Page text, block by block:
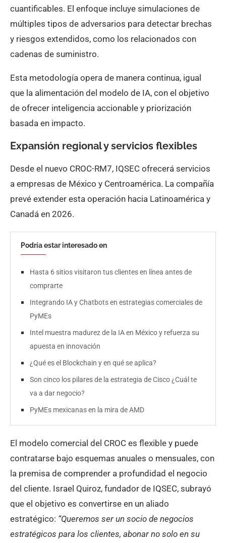
cuantificables. El enfoque incluye simulaciones de
múltiples tipos de adversarios para detectar brechas
y riesgos extendidos, como los relacionados con
cadenas de suministro.
Esta metodología opera de manera continua, igual
que la alimentación del modelo de IA, con el objetivo
de ofrecer inteligencia accionable y priorización
basada en impacto.
Expansión regional y servicios flexibles
Desde el nuevo CROC-RM7, IQSEC ofrecerá servicios
a empresas de México y Centroamérica. La compañía
prevé extender esta operación hacia Latinoamérica y
Canadá en 2026.
Podría estar interesado en
Hasta 6 sitios visitaron tus clientes en línea antes de
comprarte
Integrando IA y Chatbots en estrategias comerciales de
PyMEs
Intel muestra madurez de la IA en México y refuerza su
apuesta en innovación
¿Qué es el Blockchain y en qué se aplica?
Son cinco los pilares de la estrategia de Cisco ¿Cuál te
va a dar negocio?
PyMEs mexicanas en la mira de AMD
El modelo comercial del CROC es flexible y puede
contratarse bajo esquemas anuales o mensuales, con
la premisa de comprender a profundidad el negocio
del cliente. Israel Quiroz, fundador de IQSEC, subrayó
que el objetivo es convertirse en un aliado
estratégico: “Queremos ser un socio de negocios
estratégicos para los clientes, abonar no solo en su